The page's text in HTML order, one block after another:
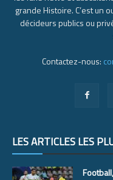
grande Histoire. C’est un
décideurs publics ou
Contactez-nous:
LES ARTICLES LES